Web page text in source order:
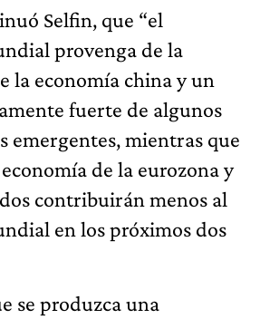
Selfin, que “el
provenga de la
la economía china y un
fuerte de algunos
emergentes, mientras que
de la eurozona y
contribuirán menos al
en los próximos dos
se produzca una